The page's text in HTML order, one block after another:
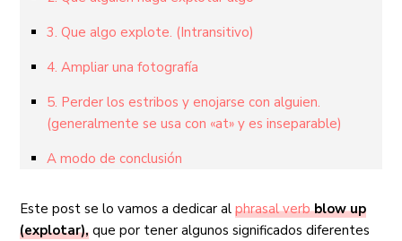
3. Que algo explote. (Intransitivo)
4. Ampliar una fotografía
5. Perder los estribos y enojarse con alguien.
(generalmente se usa con «at» y es inseparable)
A modo de conclusión
Este post se lo vamos a dedicar alphrasal verbblow up
(explotar), que por tener algunos significados diferentes